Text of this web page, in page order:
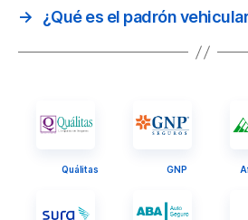
→
¿Qué es el padrón
Quálitas GNP